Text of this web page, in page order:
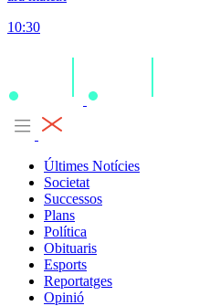
10:30
Últimes Notícies
Societat
Successos
Plans
Política
Obituaris
Esports
Reportatges
Opinió